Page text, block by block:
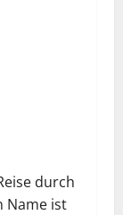
durch
Name ist